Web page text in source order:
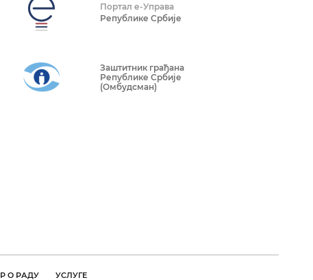
Портал е-Управа
Републике Србије
Заштитник грађана
Републике Србије
(Омбудсман)
О РАДУ УСЛУГЕ